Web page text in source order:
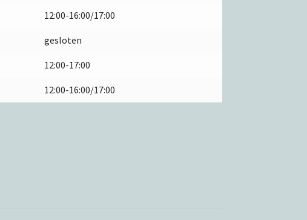
12:00-16:00/17:00
gesloten
12:00-17:00
12:00-16:00/17:00